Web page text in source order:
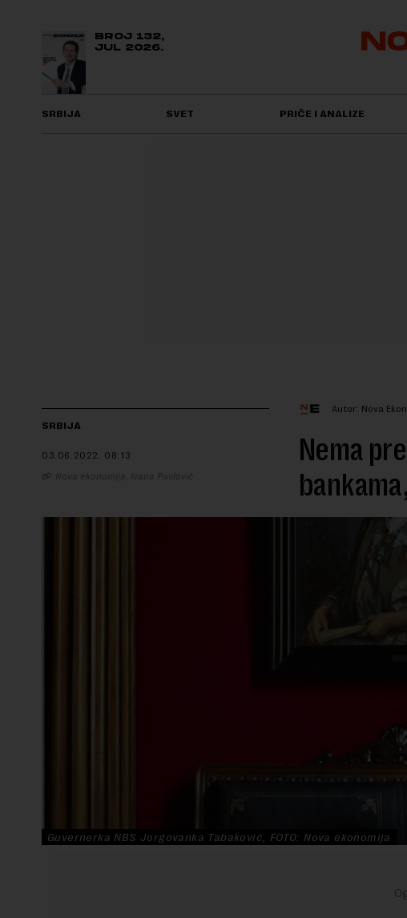
BROJ 132,
JUL 2026.
SRBIJA SVET PRIČE I ANALIZE
SRBIJA
03.06.2022. 08:13
Nova ekonomija, Ivana Pavlović
Autor: Nova
Nema
Guvernerka NBS Jorgovanka Tabaković, FOTO: Nova ekonomija